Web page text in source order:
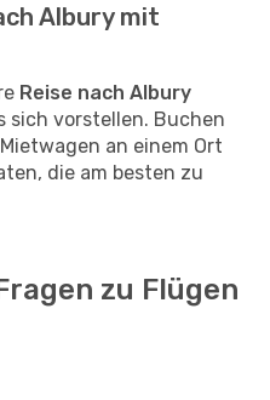
Albury mit
Reise nach Albury
sich vorstellen. Buchen
an einem Ort
die am besten zu
zu Flügen